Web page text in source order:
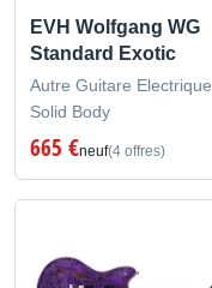
EVH Wolfgang WG
Standard Exotic
Autre Guitare Electrique
Solid Body
665 €neuf(4 offres)